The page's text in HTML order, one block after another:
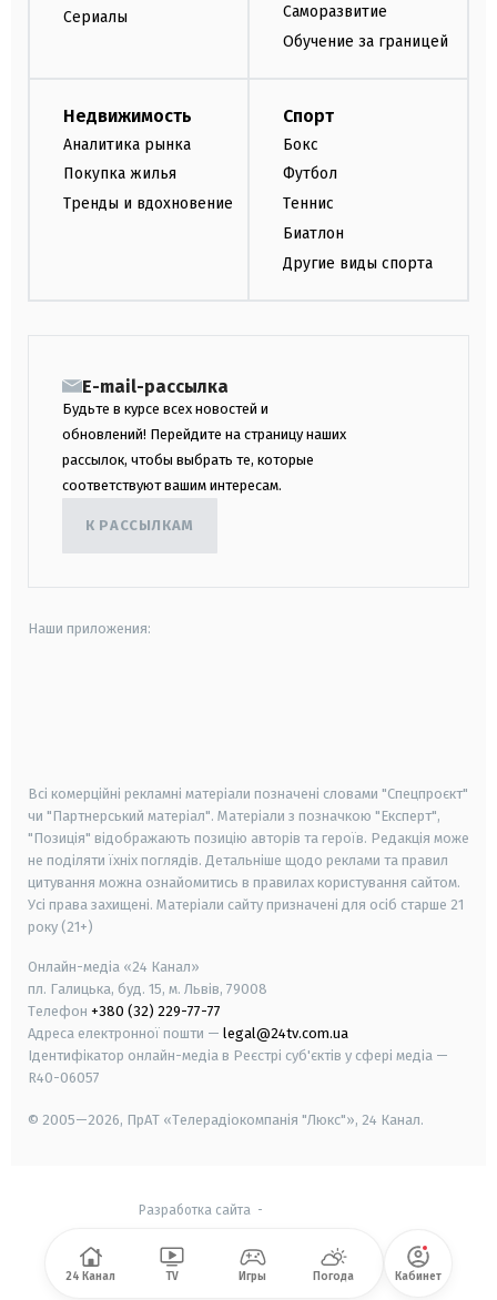
Сериалы
Саморазвитие
Обучение за границей
Недвижимость
Аналитика рынка
Покупка жилья
Тренды и вдохновение
Спорт
Бокс
Футбол
Теннис
Биатлон
Другие виды спорта
E-mail-рассылка
Будьте в курсе всех новостей и
обновлений! Перейдите на страницу наших
рассылок, чтобы выбрать те, которые
соответствуют вашим интересам.
К РАССЫЛКАМ
Наши приложения:
Всі комерційні рекламні матеріали позначені словами "Спецпроєкт"
чи "Партнерський матеріал". Матеріали з позначкою "Експерт",
"Позиція" відображають позицію авторів та героїв. Редакція може
не поділяти їхніх поглядів. Детальніше щодо реклами та правил
цитування можна ознайомитись в правилах користування сайтом.
Усі права захищені. Матеріали сайту призначені для осіб старше 21
року (21+)
Онлайн-медіа «24 Канал»
пл. Галицька, буд. 15, м. Львів, 79008
Телефон +380 (32) 229-77-77
Адреса електронної пошти — legal@24tv.com.ua
Ідентифікатор онлайн-медіа в Реєстрі суб'єктів у сфері медіа —
R40-06057
© 2005—2026, ПрАТ «Телерадіокомпанія "Люкс"», 24 Канал.
Разработка сайта -
24 Канал TV Игры Погода Кабинет